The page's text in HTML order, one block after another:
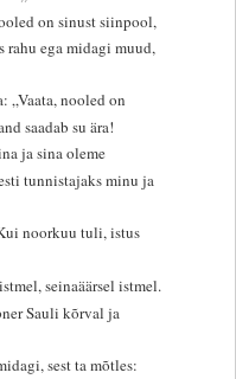
on sinust siinpool,
rahu ega midagi muud,
„Vaata, nooled on
saadab su ära!
ja sina oleme
tunnistajaks minu ja
noorkuu tuli, istus
seinaäärsel istmel.
Sauli kõrval ja
sest ta mõtles: